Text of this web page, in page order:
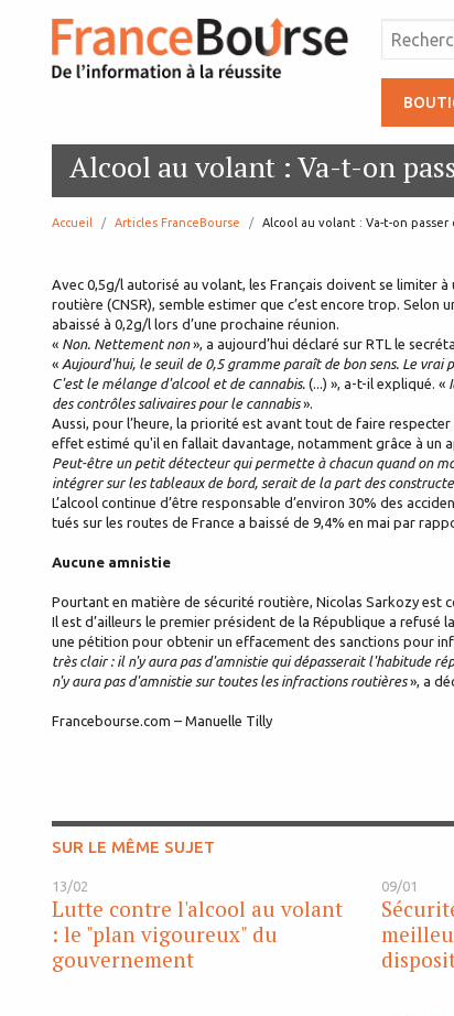
Alcool au volant : Va-t-on
Accueil Articles FranceBourse page:
Alcool au volant : Va-t-on passer
Avec 0,5g/l autorisé au volant, les Français doivent se limiter
routière (CNSR), semble estimer que c’est encore trop.
abaissé à 0,2g/l lors d’une prochaine réunion.
« Non. Nettement non», a aujourd’hui déclaré sur RTL le
« Aujourd'hui, le seuil de 0,5 gramme paraît de bon sens. Le
C'est le mélange d'alcool et de cannabis. (...) », a-t-il expliqué. «
des contrôles salivaires pour le cannabis».
Aussi, pour l’heure, la priorité est avant tout de faire
effet estimé qu'il en fallait davantage, notamment grâce à un
Peut-être un petit détecteur qui permette à chacun quand on
intégrer sur les tableaux de bord, serait de la part des
L’alcool continue d’être responsable d’environ 30% des
tués sur les routes de France a baissé de 9,4% en mai par
Aucune amnistie
Pourtant en matière de sécurité routière, Nicolas Sarkozy est
Il est d’ailleurs le premier président de la République a
une pétition pour obtenir un effacement des sanctions pour
très clair : il n'y aura pas d'amnistie qui dépasserait l'habitude
n'y aura pas d'amnistie sur toutes les infractions routières», a
Francebourse.com – Manuelle Tilly
SUR LE MÊME SUJET
13/02
Lutte contre l'alcool au volant
: le "plan vigoureux" du
gouvernement
09/01